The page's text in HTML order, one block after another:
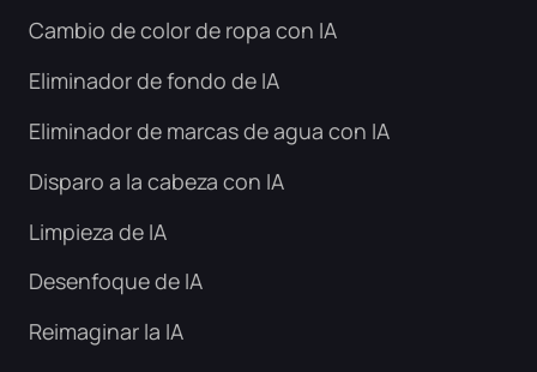
Cambiador de fondo en línea
Imagen con copyright
Extensor de imagen con IA
Optimizador de imágenes en Shopify
Fusionar archivos PDF en línea
Convertir PDF a Word en línea
Convertir PDF a PPT en línea
JPG a PDF en línea
Cambio de color de ropa con IA
Eliminador de fondo de IA
Eliminador de marcas de agua con IA
Disparo a la cabeza con IA
Limpieza de IA
Desenfoque de IA
Reimaginar la IA